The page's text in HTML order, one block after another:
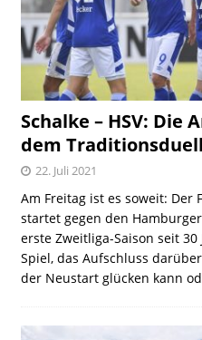
Schalke – HSV: Die
dem Traditionsduell
22. Juli 2021
Am Freitag ist es soweit: Der
startet gegen den
erste Zweitliga-Saison seit 30
Spiel, das Aufschluss
der Neustart glücken kann